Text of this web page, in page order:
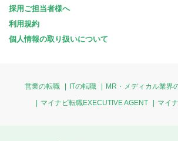
採用ご担当者様へ
利用規約
個人情報の取り扱いについて
営業の転職 ITの転職 MR・メディカル業界
マイナビ転職EXECUTIVE AGENT
マイ